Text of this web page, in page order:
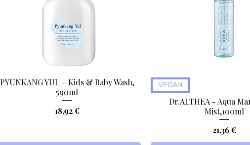
Aperçu rapide
PYUNKANG YUL – Kids & Baby Wash,
590ml
Prix
18,92 €
VEGAN
Dr.ALTHEA - Aqua
Mist,100ml
Prix
21,36 €